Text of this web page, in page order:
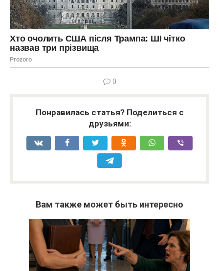
0
Понравилась статья? Поделиться с
друзьями:
Вам также может быть интересно